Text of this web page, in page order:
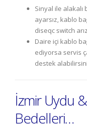
Sinyal ile alakalı
ayarsız, kablo
diseqc switch
Daire içi kablo
ediyorsa servis
destek
İzmir Uydu
Bedelleri…